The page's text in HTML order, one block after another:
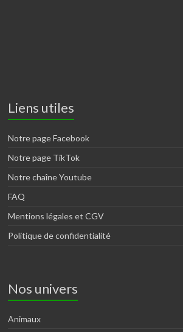
Liens utiles
Notre page Facebook
Notre page TikTok
Notre chaîne Youtube
FAQ
Mentions légales et CGV
Politique de confidentialité
Nos univers
Animaux